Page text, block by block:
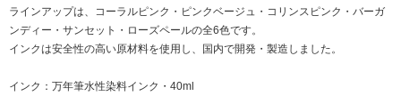
ラインアップは、コーラルピンク・ピンクベージュ・コリンスピンク・バーガ
ンディー・サンセット・ローズペールの全6色です。
インクは安全性の高い原材料を使用し、国内で開発・製造しました。
インク：万年筆水性染料インク・40ml